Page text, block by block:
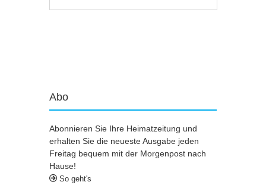
Abo
Abonnieren Sie Ihre Heimatzeitung und
erhalten Sie die neueste Ausgabe jeden
Freitag bequem mit der Morgenpost nach
Hause!
So geht's